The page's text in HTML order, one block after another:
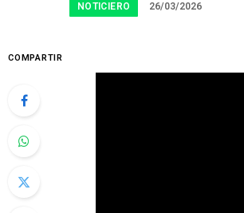
NOTICIERO 26/03/2026
COMPARTIR